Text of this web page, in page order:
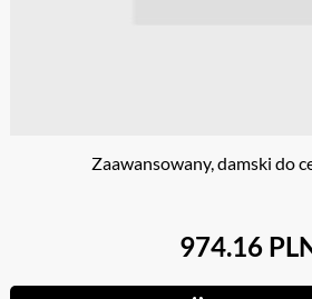
Zaawansowany, damski do
974.16